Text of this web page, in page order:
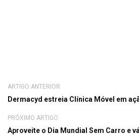
ARTIGO ANTERIOR
Dermacyd estreia Clínica Móvel em
PRÓXIMO ARTIGO
Aproveite o Dia Mundial Sem Carro e